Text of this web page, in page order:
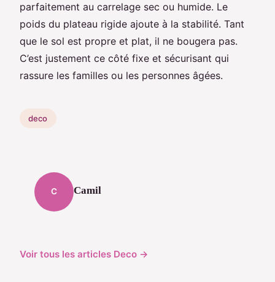
parfaitement au carrelage sec ou humide. Le
poids du plateau rigide ajoute à la stabilité. Tant
que le sol est propre et plat, il ne bougera pas.
C’est justement ce côté fixe et sécurisant qui
rassure les familles ou les personnes âgées.
deco
C Camil
Voir tous les articles Deco →